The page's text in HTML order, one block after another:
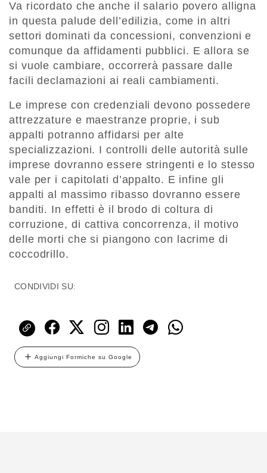
Va ricordato che anche il salario povero alligna
in questa palude dell’edilizia, come in altri
settori dominati da concessioni, convenzioni e
comunque da affidamenti pubblici. E allora se
si vuole cambiare, occorrerà passare dalle
facili declamazioni ai reali cambiamenti.
Le imprese con credenziali devono possedere
attrezzature e maestranze proprie, i sub
appalti potranno affidarsi per alte
specializzazioni. I controlli delle autorità sulle
imprese dovranno essere stringenti e lo stesso
vale per i capitolati d’appalto. E infine gli
appalti al massimo ribasso dovranno essere
banditi. In effetti è il brodo di coltura di
corruzione, di cattiva concorrenza, il motivo
delle morti che si piangono con lacrime di
coccodrillo.
CONDIVIDI SU:
Aggiungi Formiche su Google